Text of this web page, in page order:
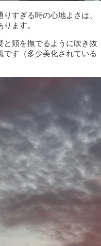
すぎる時の心地よさは、
ます。
と頬を撫でるように吹き抜
です（多少美化されている